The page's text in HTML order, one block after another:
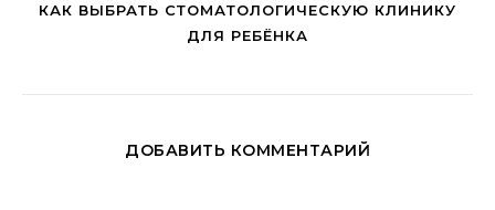
КАК ВЫБРАТЬ СТОМАТОЛОГИЧЕСКУЮ КЛИНИКУ
ДЛЯ РЕБЁНКА
ДОБАВИТЬ КОММЕНТАРИЙ